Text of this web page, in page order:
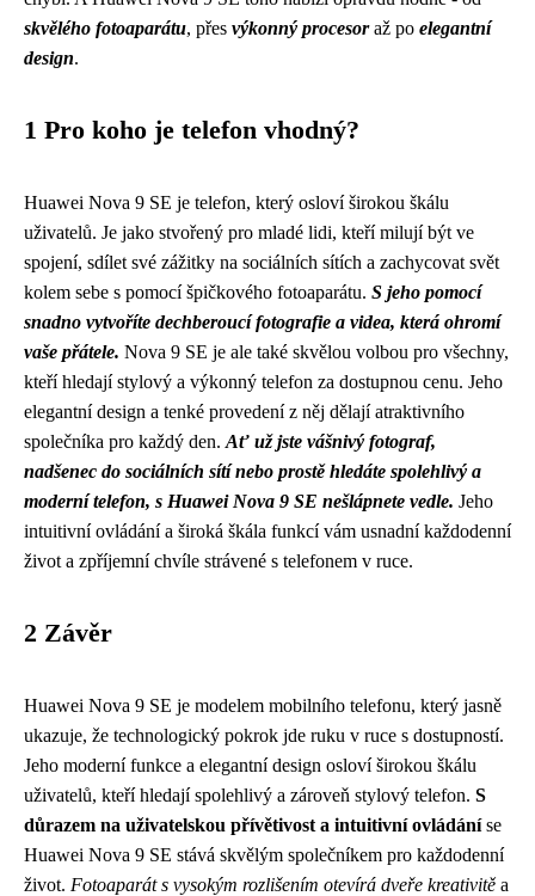
skvělého fotoaparátu, přes výkonný procesoraž po elegantní
design.
1 Pro koho je telefon vhodný?
Huawei Nova 9 SE je telefon, který osloví širokou škálu
uživatelů. Je jako stvořený pro mladé lidi, kteří milují být ve
spojení, sdílet své zážitky na sociálních sítích a zachycovat svět
kolem sebe s pomocí špičkového fotoaparátu. S jeho pomocí
snadno vytvoříte dechberoucí fotografie a videa, která ohromí
vaše přátele. Nova 9 SE je ale také skvělou volbou pro všechny,
kteří hledají stylový a výkonný telefon za dostupnou cenu. Jeho
elegantní design a tenké provedení z něj dělají atraktivního
společníka pro každý den. Ať už jste vášnivý fotograf,
nadšenec do sociálních sítí nebo prostě hledáte spolehlivý a
moderní telefon, s Huawei Nova 9 SE nešlápnete vedle. Jeho
intuitivní ovládání a široká škála funkcí vám usnadní každodenní
život a zpříjemní chvíle strávené s telefonem v ruce.
2 Závěr
Huawei Nova 9 SE je modelem mobilního telefonu, který jasně
ukazuje, že technologický pokrok jde ruku v ruce s dostupností.
Jeho moderní funkce a elegantní design osloví širokou škálu
uživatelů, kteří hledají spolehlivý a zároveň stylový telefon. S
důrazem na uživatelskou přívětivost a intuitivní ovládáníse
Huawei Nova 9 SE stává skvělým společníkem pro každodenní
život. Fotoaparát s vysokým rozlišením otevírá dveře kreativitě a